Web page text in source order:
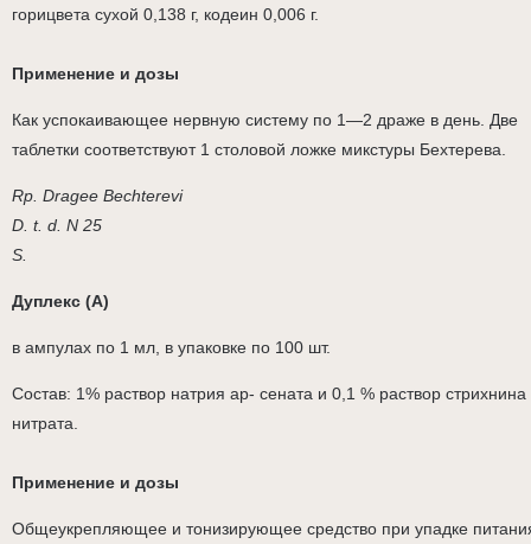
горицвета сухой 0,138 г, кодеин 0,006 г.
Применение и дозы
Как успокаивающее нервную систему по 1—2 драже в день. Две
таблетки соответствуют 1 столовой ложке микстуры Бехтерева.
Rp. Dragee Bechterevi
D. t. d. N 25
S.
Дуплекс (А)
в ампулах по 1 мл, в упаковке по 100 шт.
Состав: 1% раствор натрия ар- сената и 0,1 % раствор стрихнина
нитрата.
Применение и дозы
Общеукрепляющее и тонизирующее средство при упадке